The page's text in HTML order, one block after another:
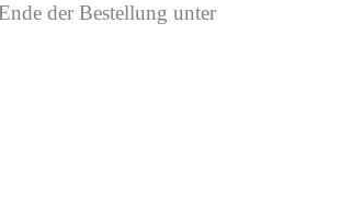
der Bestellung unter